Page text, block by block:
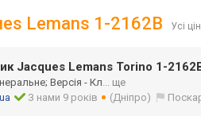
Lemans 1-2162B Усі
Jacques Lemans Torino 1-
Версія - Кл... ще
З нами 9 років (Дніпро)